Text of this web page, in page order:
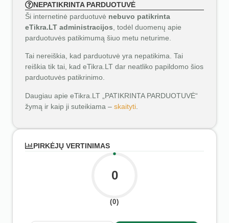
NEPATIKRINTA PARDUOTUVĖ
Ši internetinė parduotuvė nebuvo patikrinta
eTikra.LT administracijos , todėl duomenų apie
parduotuvės patikimumą šiuo metu neturime.
Tai nereiškia, kad parduotuvė yra nepatikima. Tai
reiškia tik tai, kad eTikra.LT dar neatliko papildomo šios
parduotuvės patikrinimo.
Daugiau apie eTikra.LT „PATIKRINTA PARDUOTUVĖ“
žymą ir kaip ji suteikiama – skaityti
PIRKĖJŲ VERTINIMAS
0
(0)